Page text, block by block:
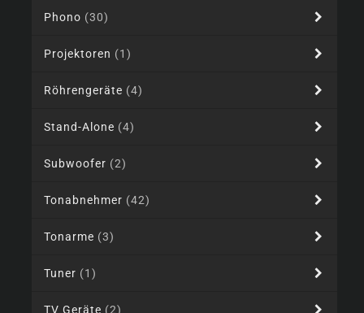
Phono (30)
Projektoren (1)
Röhrengeräte (4)
Stand-Alone (4)
Subwoofer (2)
Tonabnehmer (42)
Tonarme (3)
Tuner (1)
TV Geräte (2)